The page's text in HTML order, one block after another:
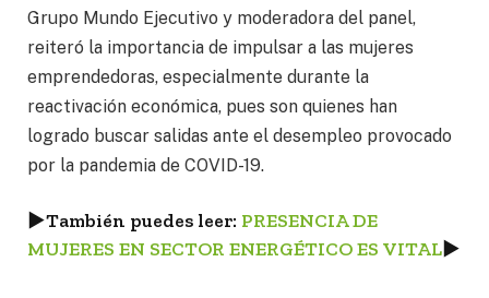
Grupo Mundo Ejecutivo y moderadora del panel,
reiteró la importancia de impulsar a las mujeres
emprendedoras, especialmente durante la
reactivación económica, pues son quienes han
logrado buscar salidas ante el desempleo provocado
por la pandemia de COVID-19.
►También puedes leer: PRESENCIA DE
MUJERES EN SECTOR ENERGÉTICO ES VITAL►